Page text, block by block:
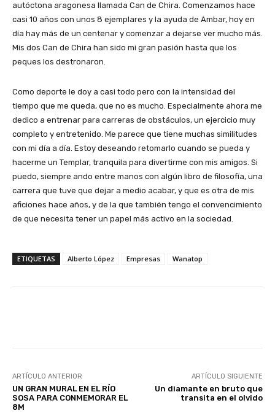
autóctona aragonesa llamada Can de Chira. Comenzamos hace
casi 10 años con unos 8 ejemplares y la ayuda de Ambar, hoy en
día hay más de un centenar y comenzar a dejarse ver mucho más.
Mis dos Can de Chira han sido mi gran pasión hasta que los
peques los destronaron.
Como deporte le doy a casi todo pero con la intensidad del
tiempo que me queda, que no es mucho. Especialmente ahora me
dedico a entrenar para carreras de obstáculos, un ejercicio muy
completo y entretenido. Me parece que tiene muchas similitudes
con mi día a día. Estoy deseando retomarlo cuando se pueda y
hacerme un Templar, tranquila para divertirme con mis amigos. Si
puedo, siempre ando entre manos con algún libro de filosofía, una
carrera que tuve que dejar a medio acabar, y que es otra de mis
aficiones hace años, y de la que también tengo el convencimiento
de que necesita tener un papel más activo en la sociedad.
ETIQUETAS Alberto López Empresas Wanatop
ARTÍCULO ANTERIOR
UN GRAN MURAL EN EL RÍO
SOSA PARA CONMEMORAR EL
8M
ARTÍCULO SIGUIENTE
Un diamante en bruto que
transita en el olvido